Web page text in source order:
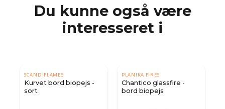
Du kunne også være
interesseret i
SCANDIFLAMES
Kurvet bord biopejs -
sort
PLANIKA FIRES
Chantico glassfire -
bord biopejs